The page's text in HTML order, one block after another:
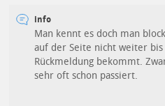
info
Man kennt es doch man
auf der Seite nicht weiter
Rückmeldung bekommt.
sehr oft schon passiert.